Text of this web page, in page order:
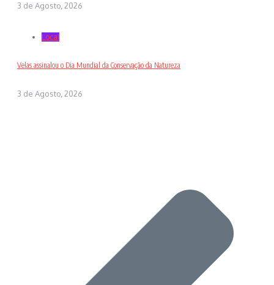
3 de Agosto, 2026
Local
Velas assinalou o Dia Mundial da Conservação da Natureza
3 de Agosto, 2026